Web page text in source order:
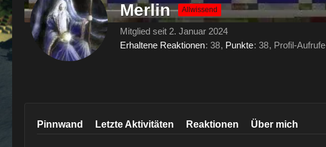
Merlin Allwissend
Mitglied seit 2. Januar 2024
Erhaltene Reaktionen 38 Punkte 38 Profil-Aufrufe
Pinnwand Letzte Aktivitäten Reaktionen Über mich